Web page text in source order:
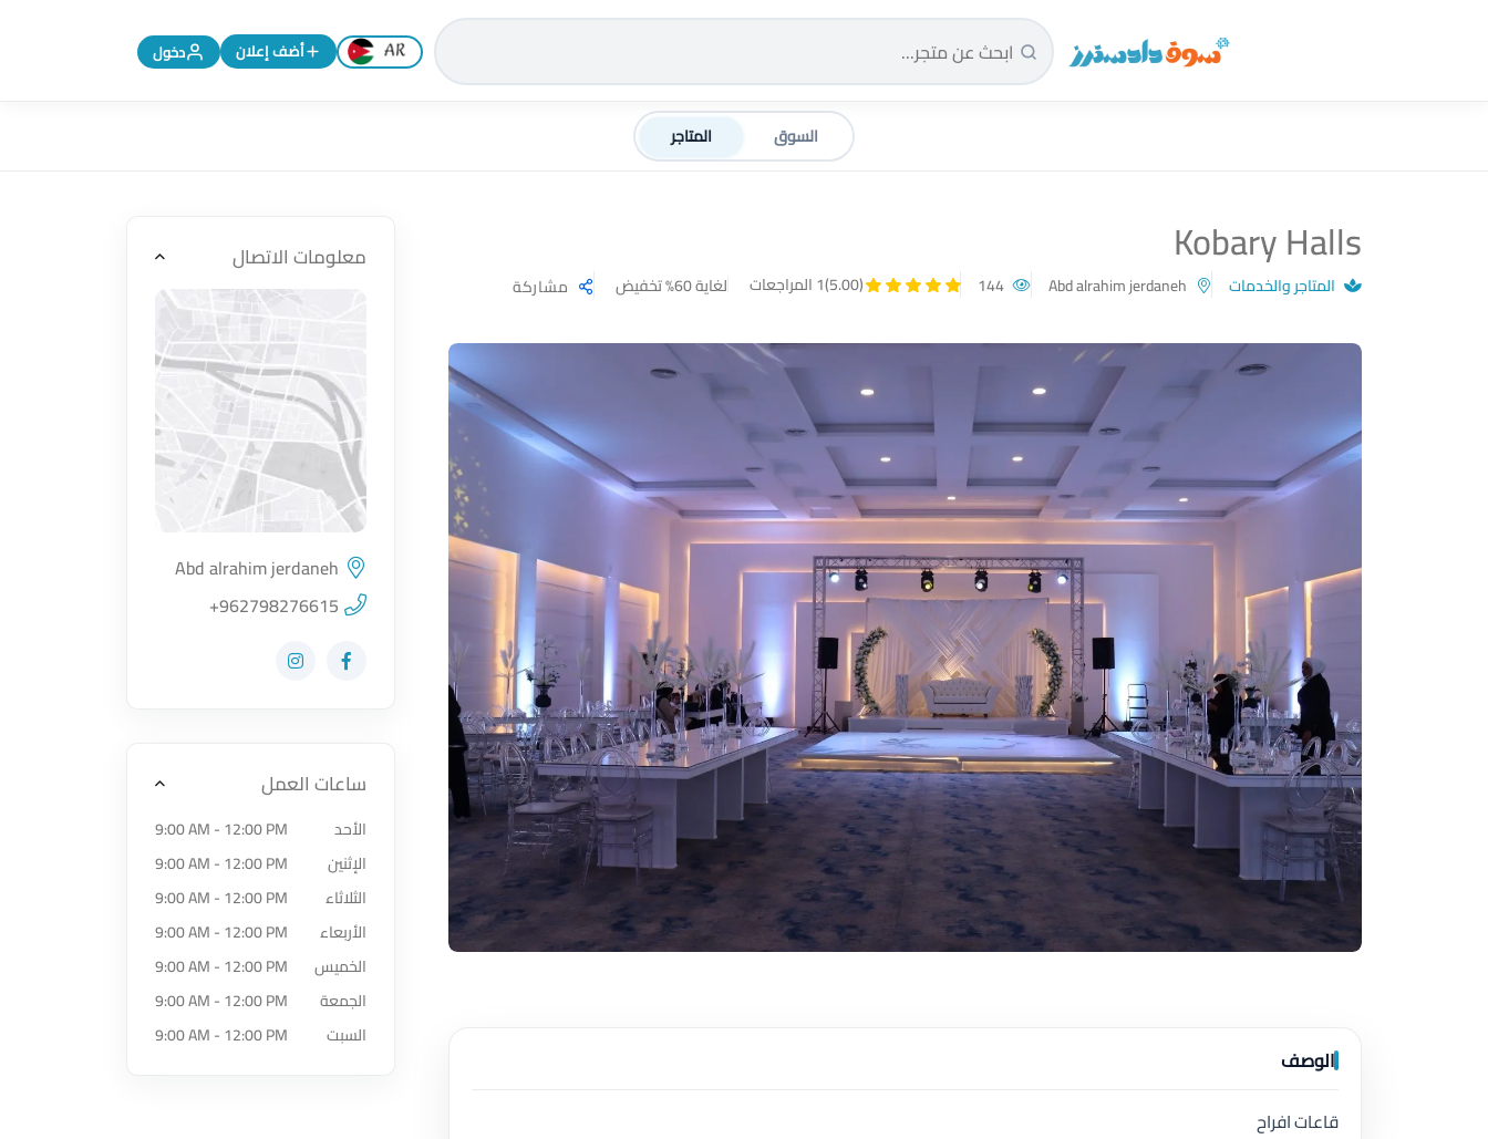
سوق دادسترز الرئيسية تغيير اللغة إلى الإنجليزية
أضف إعلان دخول
السوق المتاجر
Kobary Halls
المتاجر والخدمات (5.00) 1 المراجعات لغاية 60% تخفيض مشاركة
الوصف
قاعات افراح
معلومات الاتصال
اضغط لتحميل الموقع
Abd alrahim jerdaneh
+962798276615
زيارة حساب المتجر على Facebook-f
زيارة حساب المتجر على Instagram
ساعات العمل
الأحد
9:00 AM - 12:00 PM
الإثنين
9:00 AM - 12:00 PM
الثلاثاء
9:00 AM - 12:00 PM
الأربعاء
9:00 AM - 12:00 PM
الخميس
9:00 AM - 12:00 PM
الجمعة
9:00 AM - 12:00 PM
السبت
9:00 AM - 12:00 PM